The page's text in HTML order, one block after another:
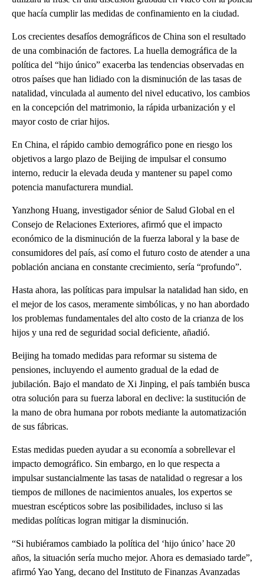
que hacía cumplir las medidas de confinamiento en la ciudad.
Los crecientes desafíos demográficos de China son el resultado
de una combinación de factores. La huella demográfica de la
política del “hijo único” exacerba las tendencias observadas en
otros países que han lidiado con la disminución de las tasas de
natalidad, vinculada al aumento del nivel educativo, los cambios
en la concepción del matrimonio, la rápida urbanización y el
mayor costo de criar hijos.
En China, el rápido cambio demográfico pone en riesgo los
objetivos a largo plazo de Beijing de impulsar el consumo
interno, reducir la elevada deuda y mantener su papel como
potencia manufacturera mundial.
Yanzhong Huang, investigador sénior de Salud Global en el
Consejo de Relaciones Exteriores, afirmó que el impacto
económico de la disminución de la fuerza laboral y la base de
consumidores del país, así como el futuro costo de atender a una
población anciana en constante crecimiento, sería “profundo”.
Hasta ahora, las políticas para impulsar la natalidad han sido, en
el mejor de los casos, meramente simbólicas, y no han abordado
los problemas fundamentales del alto costo de la crianza de los
hijos y una red de seguridad social deficiente, añadió.
Beijing ha tomado medidas para reformar su sistema de
pensiones, incluyendo el aumento gradual de la edad de
jubilación. Bajo el mandato de Xi Jinping, el país también busca
otra solución para su fuerza laboral en declive: la sustitución de
la mano de obra humana por robots mediante la automatización
de sus fábricas.
Estas medidas pueden ayudar a su economía a sobrellevar el
impacto demográfico. Sin embargo, en lo que respecta a
impulsar sustancialmente las tasas de natalidad o regresar a los
tiempos de millones de nacimientos anuales, los expertos se
muestran escépticos sobre las posibilidades, incluso si las
medidas políticas logran mitigar la disminución.
“Si hubiéramos cambiado la política del ‘hijo único’ hace 20
años, la situación sería mucho mejor. Ahora es demasiado tarde”,
afirmó Yao Yang, decano del Instituto de Finanzas Avanzadas